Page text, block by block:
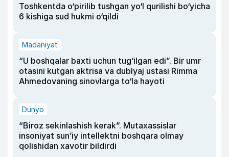
Toshkentda o‘pirilib tushgan yo‘l qurilishi bo‘yicha
6 kishiga sud hukmi o‘qildi
Madaniyat
“U boshqalar baxti uchun tug‘ilgan edi”. Bir umr
otasini kutgan aktrisa va dublyaj ustasi Rimma
Ahmedovaning sinovlarga to‘la hayoti
Dunyo
“Biroz sekinlashish kerak”. Mutaxassislar
insoniyat sun’iy intellektni boshqara olmay
qolishidan xavotir bildirdi